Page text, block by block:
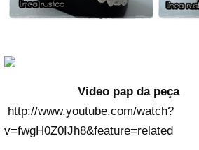
Video pap da peça
http://www.youtube.com/watch?
v=fwgH0Z0IJh8&feature=related